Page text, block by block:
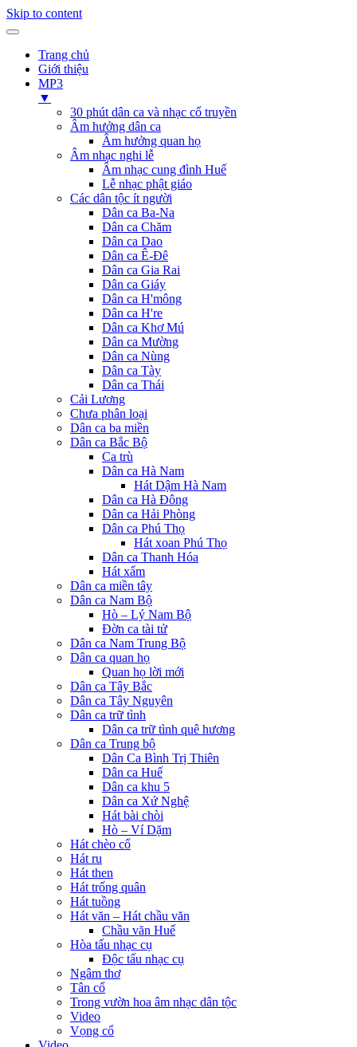
Skip to content
Trang chủ
Giới thiệu
MP3
▼
30 phút dân ca và nhạc cổ truyền
Âm hưởng dân ca
Âm hưởng quan họ
Âm nhạc nghi lễ
Âm nhạc cung đình Huế
Lễ nhạc phật giáo
Các dân tộc ít người
Dân ca Ba-Na
Dân ca Chăm
Dân ca Dao
Dân ca Ê-Đê
Dân ca Gia Rai
Dân ca Giáy
Dân ca H'mông
Dân ca H're
Dân ca Khơ Mú
Dân ca Mường
Dân ca Nùng
Dân ca Tày
Dân ca Thái
Cải Lương
Chưa phân loại
Dân ca ba miền
Dân ca Bắc Bộ
Ca trù
Dân ca Hà Nam
Hát Dậm Hà Nam
Dân ca Hà Đông
Dân ca Hải Phòng
Dân ca Phú Thọ
Hát xoan Phú Thọ
Dân ca Thanh Hóa
Hát xẩm
Dân ca miền tây
Dân ca Nam Bộ
Hò – Lý Nam Bộ
Đờn ca tài tử
Dân ca Nam Trung Bộ
Dân ca quan họ
Quan họ lời mới
Dân ca Tây Bắc
Dân ca Tây Nguyên
Dân ca trữ tình
Dân ca trữ tình quê hương
Dân ca Trung bộ
Dân Ca Bình Trị Thiên
Dân ca Huế
Dân ca khu 5
Dân ca Xứ Nghệ
Hát bài chòi
Hò – Ví Dặm
Hát chèo cổ
Hát ru
Hát then
Hát trống quân
Hát tuồng
Hát văn – Hát chầu văn
Chầu văn Huế
Hòa tấu nhạc cụ
Độc tấu nhạc cụ
Ngâm thơ
Tân cổ
Trong vườn hoa âm nhạc dân tộc
Video
Vọng cổ